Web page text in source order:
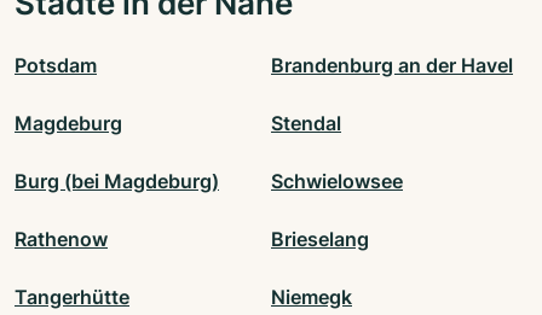
Potsdam Brandenburg an der Havel
Magdeburg Stendal
Burg (bei Magdeburg) Schwielowsee
Rathenow Brieselang
Tangerhütte Niemegk